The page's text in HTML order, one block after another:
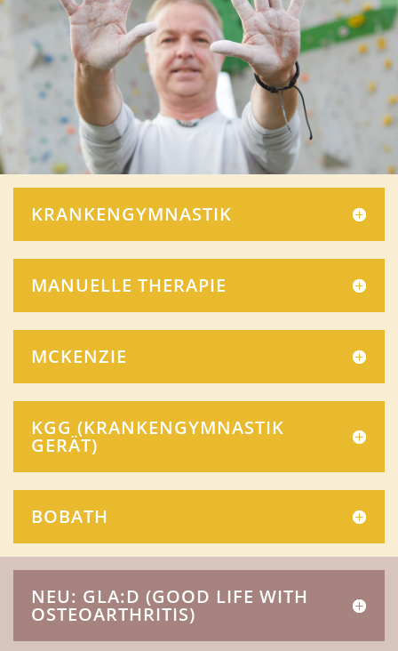
KRANKENGYMNASTIK
MANUELLE THERAPIE
MCKENZIE
KGG (KRANKENGYMNASTIK
GERÄT)
BOBATH
NEU: GLA:D (GOOD LIFE WITH
OSTEOARTHRITIS)